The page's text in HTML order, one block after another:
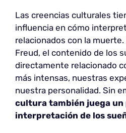
Las creencias culturales
influencia en cómo
relacionados con la
Freud, el contenido de los
directamente relacionado
más intensas, nuestras
nuestra personalidad. Sin
cultura también juega un
interpretación de los